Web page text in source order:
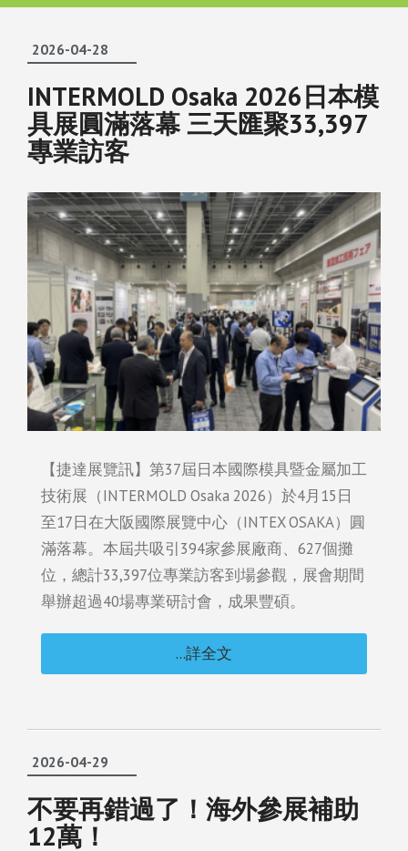
2026-04-28
INTERMOLD Osaka 2026日本模
具展圓滿落幕 三天匯聚33,397
專業訪客
【捷達展覽訊】第37屆日本國際模具暨金屬加工
技術展（INTERMOLD Osaka 2026）於4月15日
至17日在大阪國際展覽中心（INTEX OSAKA）圓
滿落幕。本屆共吸引394家參展廠商、627個攤
位，總計33,397位專業訪客到場參觀，展會期間
舉辦超過40場專業研討會，成果豐碩。
...詳全文
2026-04-29
不要再錯過了！海外參展補助
12萬！